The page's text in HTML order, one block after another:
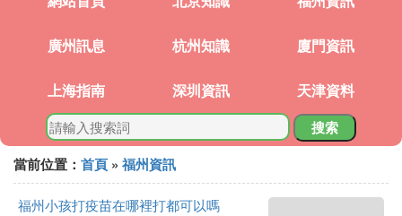
廣州訊息 杭州知識 廈門資訊
上海指南 深圳資訊 天津資料
搜索
當前位置： 首頁 » 福州資訊
福州小孩打疫苗在哪裡打都可以嗎